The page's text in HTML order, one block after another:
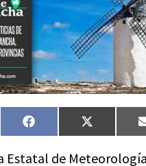
Compartir
en
Facebook
en
X
(Twitter)
Estatal de